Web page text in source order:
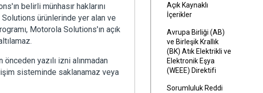
belirli münhasır haklarını
Solutions ürünlerinde yer alan ve
Motorola Solutions'ın açık
yazılı izni alınmadan
sisteminde saklanamaz veya
Açık Kaynaklı
İçerikler
Avrupa Birliği (AB)
ve Birleşik Krallık
(BK) Atık Elektrikli ve
Elektronik Eşya
(WEEE) Direktifi
Sorumluluk Reddi